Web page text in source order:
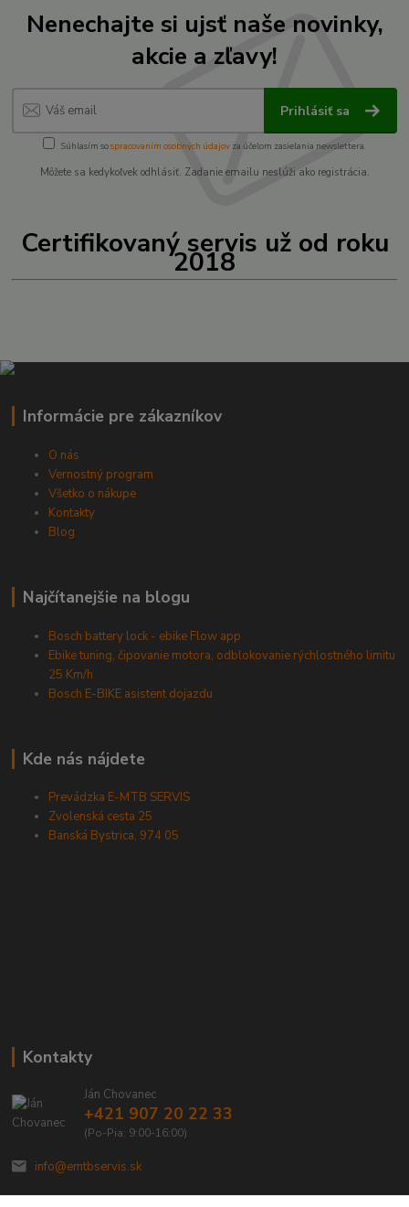
Nenechajte si ujsť naše novinky,
akcie a zľavy!
Prihlásiť sa
Súhlasím sospracovaním osobných údajov za účelom zasielania newslettera.
Môžete sa kedykoľvek odhlásiť. Zadanie emailu neslúži ako registrácia.
Certifikovaný servis už od roku
2018
Informácie pre zákazníkov
O nás
Vernostný program
Všetko o nákupe
Kontakty
Blog
Najčítanejšie na blogu
Bosch battery lock - ebike Flow app
Ebike tuning, čipovanie motora, odblokovanie rýchlostného limitu
25 Km/h
Bosch E-BIKE asistent dojazdu
Kde nás nájdete
Prevádzka E-MTB SERVIS
Zvolenská cesta 25
Banská Bystrica, 974 05
Kontakty
Ján Chovanec
+421 907 20 22 33
(Po-Pia: 9:00-16:00)
info@emtbservis.sk